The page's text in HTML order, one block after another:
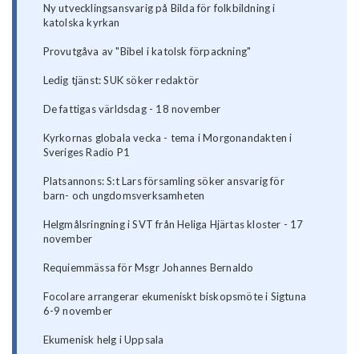
Ny utvecklingsansvarig på Bilda för folkbildning i
katolska kyrkan
Provutgåva av "Bibel i katolsk förpackning"
Ledig tjänst: SUK söker redaktör
De fattigas världsdag - 18 november
Kyrkornas globala vecka - tema i Morgonandakten i
Sveriges Radio P1
Platsannons: S:t Lars församling söker ansvarig för
barn- och ungdomsverksamheten
Helgmålsringning i SVT från Heliga Hjärtas kloster - 17
november
Requiemmässa för Msgr Johannes Bernaldo
Focolare arrangerar ekumeniskt biskopsmöte i Sigtuna
6-9 november
Ekumenisk helg i Uppsala